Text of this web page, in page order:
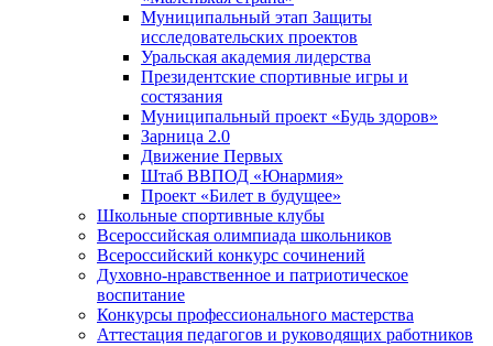
Муниципальный этап Защиты
исследовательских проектов
Уральская академия лидерства
Президентские спортивные игры и
состязания
Муниципальный проект «Будь здоров»
Зарница 2.0
Движение Первых
Штаб ВВПОД «Юнармия»
Проект «Билет в будущее»
Школьные спортивные клубы
Всероссийская олимпиада школьников
Всероссийский конкурс сочинений
Духовно-нравственное и патриотическое
воспитание
Конкурсы профессионального мастерства
Аттестация педагогов и руководящих работников